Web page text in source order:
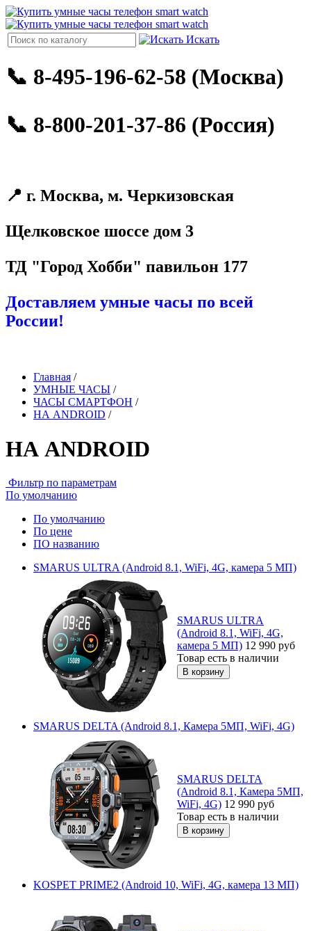
Искать
📞 8-495-196-62-58 (Москва)
📞 8-800-201-37-86 (Россия)
📍 г. Москва, м. Черкизовская
Щелковское шоссе дом 3
ТД "Город Хобби" павильон 177
Доставляем умные часы по всей
России!
Главная /
УМНЫЕ ЧАСЫ /
ЧАСЫ СМАРТФОН /
НА ANDROID /
НА ANDROID
Фильтр по параметрам
По умолчанию
По умолчанию
По цене
ПО названию
SMARUS ULTRA (Android 8.1, WiFi, 4G, камера 5 МП)
SMARUS ULTRA
(Android 8.1, WiFi, 4G,
камера 5 МП) 12 990 руб
Товар есть в наличии
SMARUS DELTA (Android 8.1, Камера 5МП, WiFi, 4G)
SMARUS DELTA
(Android 8.1, Камера 5МП,
WiFi, 4G) 12 990 руб
Товар есть в наличии
KOSPET PRIME2 (Android 10, WiFi, 4G, камера 13 МП)